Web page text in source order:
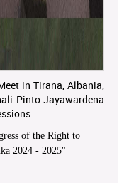
in Tirana, Albania,
Pinto-Jayawardena
of the Right to
2024 - 2025"